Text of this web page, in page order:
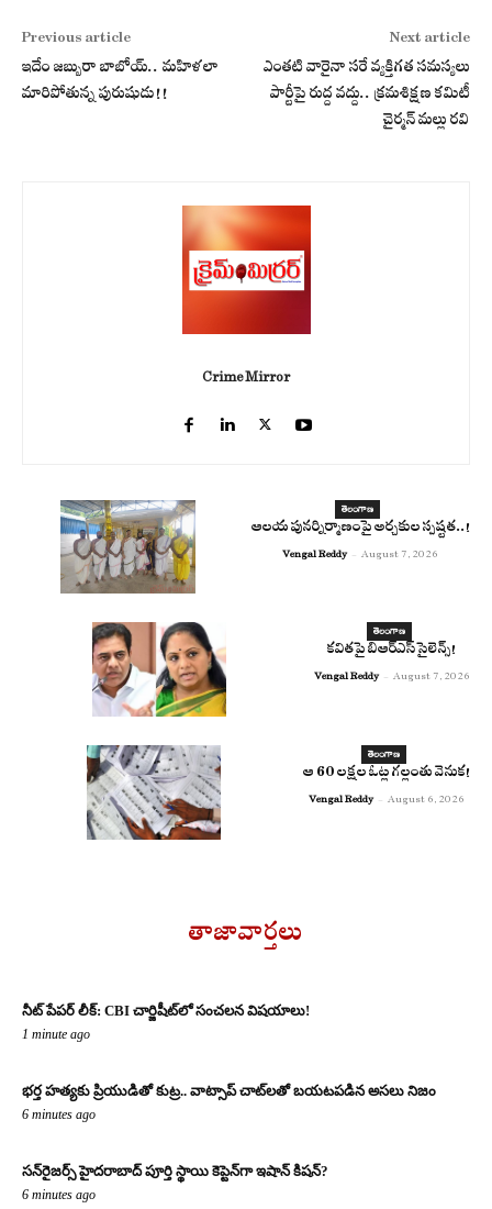
Previous article
ఇదేం జబ్బురా బాబోయ్.. మహిళలా
మారిపోతున్న పురుషుడు!!
Next article
ఎంతటి వారైనా సరే వ్యక్తిగత సమస్యలు
పార్టీపై రుద్ద వద్దు.. క్రమశిక్షణ కమిటీ
చైర్మన్ మల్లు రవి
Crime Mirror
తెలంగాణ
ఆలయ పునర్నిర్మాణంపై అర్చకుల స్పష్టత..!
Vengal Reddy - August 7, 2026
తెలంగాణ
కవితపై బిఆర్ఎస్ సైలెన్స్!
Vengal Reddy - August 7, 2026
తెలంగాణ
ఆ 60 లక్షల ఓట్ల గల్లంతు వెనుక!
Vengal Reddy - August 6, 2026
తాజావార్తలు
నీట్ పేపర్ లీక్: CBI చార్జిషీట్‌లో సంచలన విషయాలు!
1 minute ago
భర్త హత్యకు ప్రియుడితో కుట్ర.. వాట్సాప్ చాట్‌లతో బయటపడిన అసలు నిజం
6 minutes ago
సన్‌రైజర్స్ హైదరాబాద్ పూర్తి స్థాయి కెప్టెన్‌గా ఇషాన్ కిషన్?
6 minutes ago